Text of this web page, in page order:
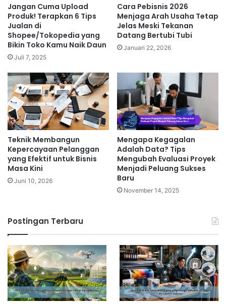
Jangan Cuma Upload
Produk! Terapkan 6 Tips
Jualan di
Shopee/Tokopedia yang
Bikin Toko Kamu Naik Daun
Juli 7, 2025
Cara Pebisnis 2026
Menjaga Arah Usaha Tetap
Jelas Meski Tekanan
Datang Bertubi Tubi
Januari 22, 2026
Teknik Membangun
Kepercayaan Pelanggan
yang Efektif untuk Bisnis
Masa Kini
Juni 10, 2026
Mengapa Kegagalan
Adalah Data? Tips
Mengubah Evaluasi Proyek
Menjadi Peluang Sukses
Baru
November 14, 2025
Postingan Terbaru